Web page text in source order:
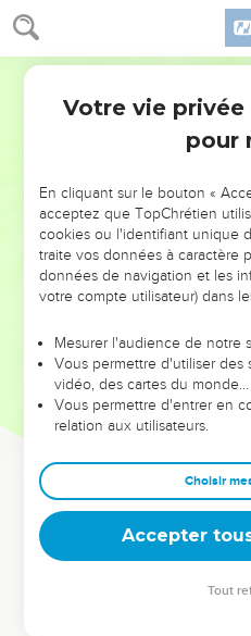
Ecclésiaste 3
Tout se termine par la
J'ai vu encore sous le soleil,
y a de la méchanceté, qu'au
Et j'ai dit en mon coeur :
méchant ; car il y a là un
toute oeuvre.
J'ai dit en mon coeur, au
éprouverait, et qu'ils verraient
des bêtes.
arrive aux bêtes, est un même
de l'un, telle est la mort de
souffle, et l'homme n'a nul
vanité.
Tout va en un même lieu ;
et tout retourne dans la
Qui sait si l'esprit des
de la bête descend en bas dans
Et j'ai vu qu'il n'y a rien de
Votre vie
pour
En cliquant sur le bouton «
acceptez que TopChrétien
cookies ou l'identifiant unique
traite vos données à caractère
données de navigation et les
votre compte utilisateur) dans
Mesurer l'audience de notre
Vous permettre d'utiliser des
vidéo, des cartes du monde…
Vous permettre d'entrer en
relation aux utilisateurs.
Choisir
Accepter
Tout